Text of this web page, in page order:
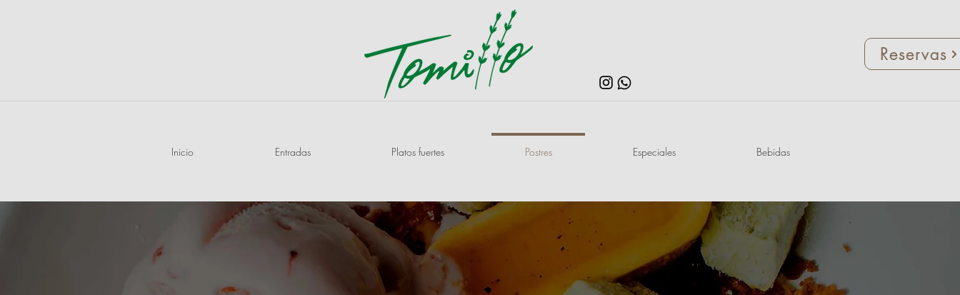
Reservas
Inicio Entradas Platos fuertes Postres Especiales Bebidas